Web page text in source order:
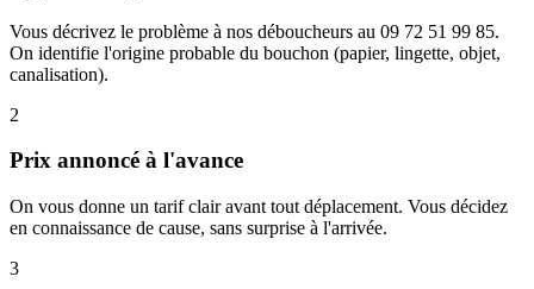
Vous décrivez le problème à nos déboucheurs au 09 72 51 99 85.
On identifie l'origine probable du bouchon (papier, lingette, objet,
canalisation).
2
Prix annoncé à l'avance
On vous donne un tarif clair avant tout déplacement. Vous décidez
en connaissance de cause, sans surprise à l'arrivée.
3